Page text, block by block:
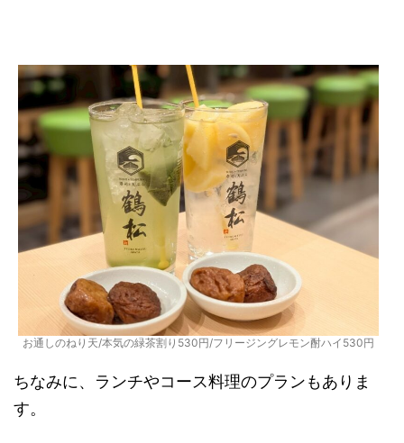
お通しのねり天/本気の緑茶割り530円/フリージングレモン酎ハイ530円
ちなみに、ランチやコース料理のプランもありま
す。